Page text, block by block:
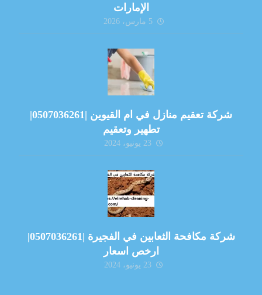
الإمارات
5 مارس، 2026
شركة تعقيم منازل في ام القيوين |0507036261|
تطهير وتعقيم
23 يونيو، 2024
شركة مكافحة الثعابين في الفجيرة |0507036261|
ارخص اسعار
23 يونيو، 2024